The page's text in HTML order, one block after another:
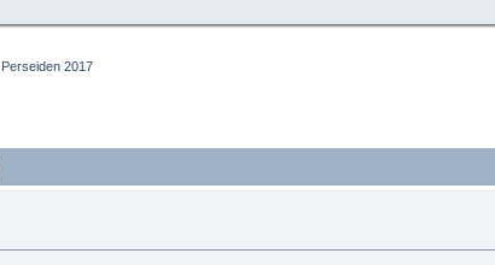
Perseiden 2017